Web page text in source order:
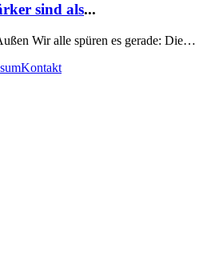
sind als...
Wir alle spüren es gerade: Die…
Kontakt